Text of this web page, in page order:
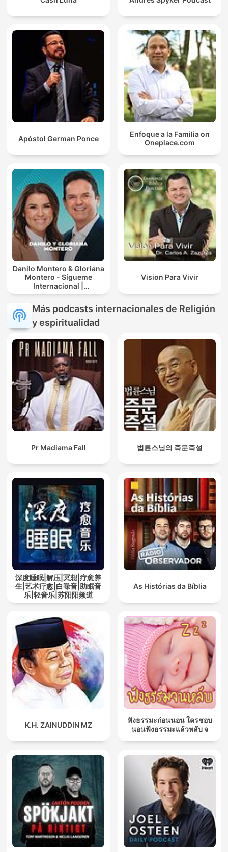
Apóstol German Ponce
Enfoque a la Familia on
Oneplace.com
Danilo Montero & Gloriana
Montero - Sígueme
Internacional |
Predicaciones Cristianas
Vision Para Vivir
Más podcasts internacionales de Religión
y espiritualidad
Pr Madiama Fall 법륜스님의 즉문즉설
深度睡眠|解压|冥想|疗愈养
生|艺术疗愈|白噪音|助眠音
乐|轻音乐|苏阳阳频道
As Histórias da Bíblia
K.H. ZAINUDDIN MZ
ฟังธรรมะก่อนนอน ใครชอบ
นอนฟังธรรมะแล้วหลับ จ